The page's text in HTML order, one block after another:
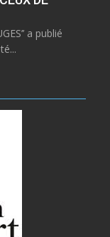
a publié